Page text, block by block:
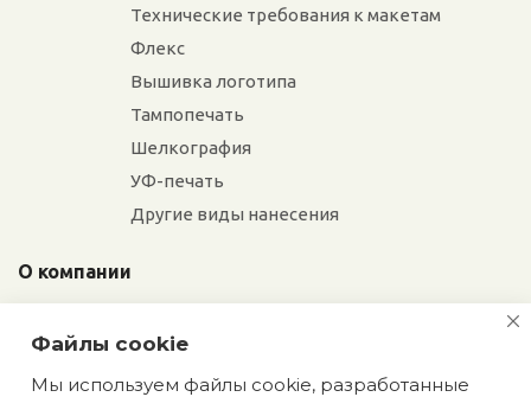
Технические требования к макетам
Флекс
Вышивка логотипа
Тампопечать
Шелкография
УФ-печать
Другие виды нанесения
О компании
Сотрудники
Сотрудничество
Файлы cookie
Мы используем файлы cookie, разработанные